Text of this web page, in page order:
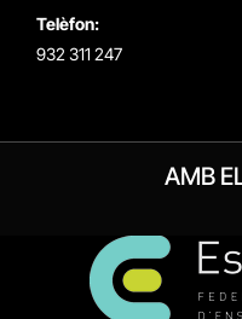
Telèfon:
932 311 247
AMB